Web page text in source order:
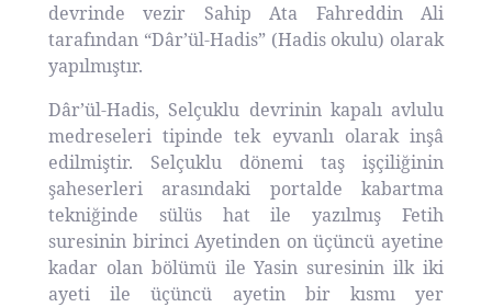
devrinde vezir Sahip Ata Fahreddin Ali
tarafından “Dâr’ül-Hadis” (Hadis okulu) olarak
yapılmıştır.
Dâr’ül-Hadis, Selçuklu devrinin kapalı avlulu
medreseleri tipinde tek eyvanlı olarak inşâ
edilmiştir. Selçuklu dönemi taş işçiliğinin
şaheserleri arasındaki portalde kabartma
tekniğinde sülüs hat ile yazılmış Fetih
suresinin birinci Ayetinden on üçüncü ayetine
kadar olan bölümü ile Yasin suresinin ilk iki
ayeti ile üçüncü ayetin bir kısmı yer